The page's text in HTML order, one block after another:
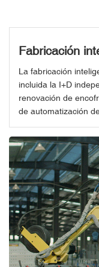
Fabricación
La fabricación
incluida la I+D
renovación de
de automatización